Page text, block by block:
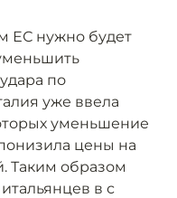
ЕС нужно будет
по
уже ввела
уменьшение
цены на
Таким образом
в с